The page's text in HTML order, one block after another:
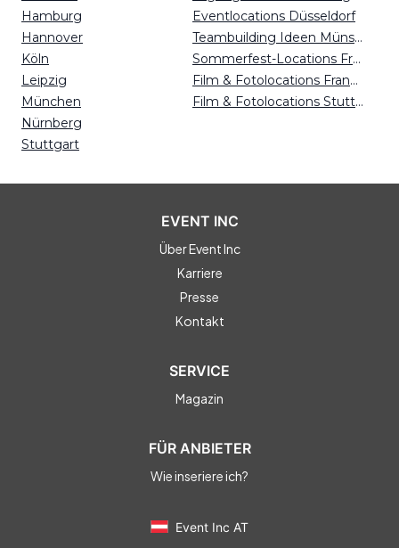
Hamburg
Hannover
Köln
Leipzig
München
Nürnberg
Stuttgart
Eventlocations Düsseldorf
Teambuilding Ideen Münster
Sommerfest-Locations Freiburg
Film & Fotolocations Frankfurt
Film & Fotolocations Stuttgart
EVENT INC
Über Event Inc
Karriere
Presse
Kontakt
SERVICE
Magazin
FÜR ANBIETER
Wie inseriere ich?
Event Inc AT